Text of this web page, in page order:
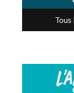
Tous